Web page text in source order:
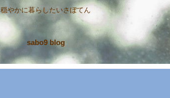
穏やかに暮らしたいさぼてん
sabo9 blog